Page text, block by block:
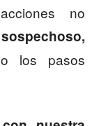
no
los pasos